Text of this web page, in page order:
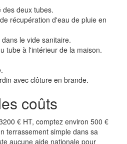
deux tubes.
récupération d'eau de pluie en
le vide sanitaire.
tube à l'intérieur de la maison.
avec clôture en brande.
coûts
€ HT, comptez environ 500 €
terrassement simple dans sa
aucune aide nationale pour